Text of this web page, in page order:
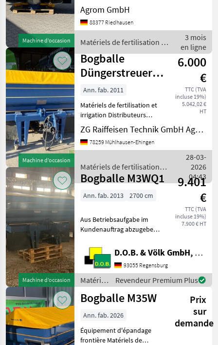
Machine d’occasion
Serienausstattung Trend
Streuflügelsatz 20 - 24
Meter Trend ZURF
Stellmotor zum Verschluss
der rechten Se
Agrom GmbH
88377 Riedhausen
Matériels de fertilisation et
irrigation / Bogballe
3 mois
en ligne
Machine d’occasion
Bogballe
Düngerstreuer
M2W OZ
6.000
€
TTC (TVA
incluse 19%)
5.042,02 €
HT
Ann. fab. 2011
Matériels de fertilisation et
irrigation Distributeurs
d’engrais minéral
ZG Raiffeisen Technik GmbH Agrartechnik Mühlhausen
78259 Mühlhausen-Ehingen
Matériels de fertilisation et
irrigation / Bogballe
28-03-
2026
04:43
Machine d’occasion
Bogballe M3WQ1
9.401
€
TTC (TVA
incluse 19%)
7.900 € HT
Ann. fab. 2013 2700 cm
Aus Betriebsaufgabe im
Kundenauftrag abzugeben
weitere Informationen oder
einen Besichtigungstermin
gerne an! Wir sprechen
Deutsch! We speak
D.O.B. & Völk GmbH, Filiale Regensburg
93055 Regensburg
Matériels
de
fertilisation
irrigation
/
Bogballe
Revendeur Premium Plus
Bogballe M35W
Prix
sur
demande
Ann. fab. 2026
Équipement d'épandage
frontière Matériels de